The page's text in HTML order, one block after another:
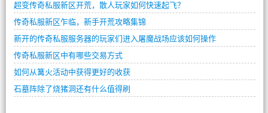
超变传奇私服新区开荒，散人玩家如何快速起飞？
传奇私服新区乍临，新手开荒攻略集锦
新开的传奇私服服务器的玩家们进入屠魔战场应该如何操作
传奇私服新区中有哪些交易方式
如何从篝火活动中获得更好的收获
石墓阵除了烧猪洞还有什么值得刷